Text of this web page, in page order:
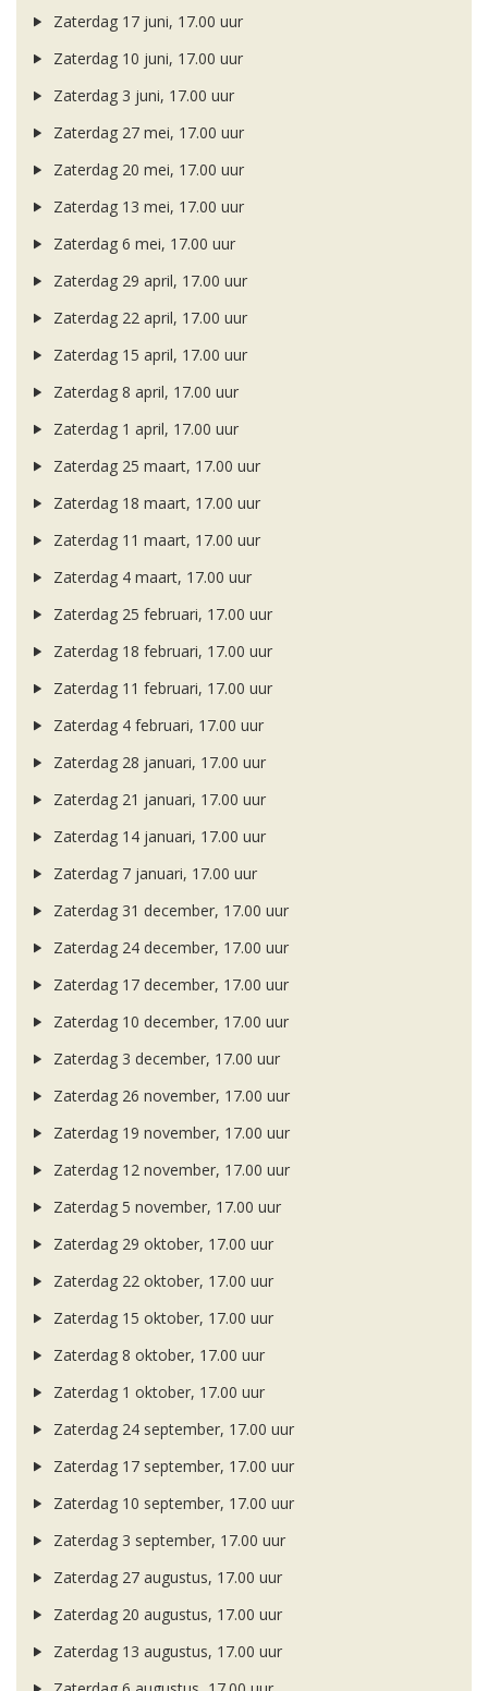
Zaterdag 17 juni, 17.00 uur
Zaterdag 10 juni, 17.00 uur
Zaterdag 3 juni, 17.00 uur
Zaterdag 27 mei, 17.00 uur
Zaterdag 20 mei, 17.00 uur
Zaterdag 13 mei, 17.00 uur
Zaterdag 6 mei, 17.00 uur
Zaterdag 29 april, 17.00 uur
Zaterdag 22 april, 17.00 uur
Zaterdag 15 april, 17.00 uur
Zaterdag 8 april, 17.00 uur
Zaterdag 1 april, 17.00 uur
Zaterdag 25 maart, 17.00 uur
Zaterdag 18 maart, 17.00 uur
Zaterdag 11 maart, 17.00 uur
Zaterdag 4 maart, 17.00 uur
Zaterdag 25 februari, 17.00 uur
Zaterdag 18 februari, 17.00 uur
Zaterdag 11 februari, 17.00 uur
Zaterdag 4 februari, 17.00 uur
Zaterdag 28 januari, 17.00 uur
Zaterdag 21 januari, 17.00 uur
Zaterdag 14 januari, 17.00 uur
Zaterdag 7 januari, 17.00 uur
Zaterdag 31 december, 17.00 uur
Zaterdag 24 december, 17.00 uur
Zaterdag 17 december, 17.00 uur
Zaterdag 10 december, 17.00 uur
Zaterdag 3 december, 17.00 uur
Zaterdag 26 november, 17.00 uur
Zaterdag 19 november, 17.00 uur
Zaterdag 12 november, 17.00 uur
Zaterdag 5 november, 17.00 uur
Zaterdag 29 oktober, 17.00 uur
Zaterdag 22 oktober, 17.00 uur
Zaterdag 15 oktober, 17.00 uur
Zaterdag 8 oktober, 17.00 uur
Zaterdag 1 oktober, 17.00 uur
Zaterdag 24 september, 17.00 uur
Zaterdag 17 september, 17.00 uur
Zaterdag 10 september, 17.00 uur
Zaterdag 3 september, 17.00 uur
Zaterdag 27 augustus, 17.00 uur
Zaterdag 20 augustus, 17.00 uur
Zaterdag 13 augustus, 17.00 uur